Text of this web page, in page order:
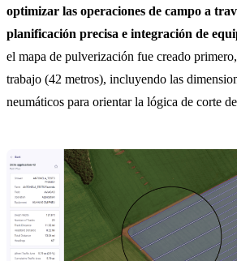
optimizar las operaciones de campo a
planificación precisa e integración de
el mapa de pulverización fue creado
trabajo (42 metros), incluyendo las
neumáticos para orientar la lógica de corte